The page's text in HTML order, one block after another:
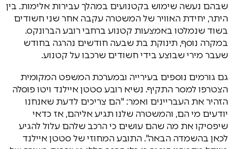
שבהם נעשה שימוש בקטנועים במהלך עבירות אלימות. בין
היתר, יחידת האוויר של המשטרה עקבה אחר שני חשודים
בשוד שנמלטו באמצעות קטנוע ברחבי רובע הברונקס.
במקרה נוסף, תינוקת בת שבעה חודשים נהרגה בחודש
שעבר מירי שבוצע בידי חשודים שרכבו על קטנוע.
גם גורמים נוספים בעירייה ובמערכת המשפט המקומית
הצטרפו למסר התקיף. נשיא רובע סטטן איילנד ויטו פוסלה
הזהיר את העבריינים ואמר: "הם צריכים לדעת שאנחנו
יודעים מי הם, והמשטרה שלנו תגיע אליהם, אז כדאי
שיפסיקו את מה שהם עושים כי הרכב שלהם עלול להגיע
לכאן בהשמדה הבאה". התובע המחוזי של סטטן איילנד